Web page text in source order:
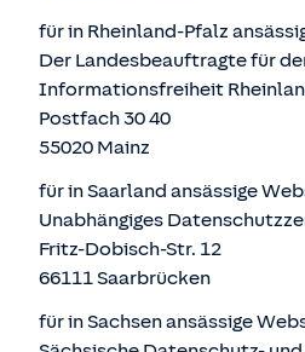
für in Rheinland-Pfalz
Der Landesbeauftragte für
Informationsfreiheit
Postfach 30 40
55020 Mainz
für in Saarland ansässige
Unabhängiges
Fritz-Dobisch-Str. 12
66111 Saarbrücken
für in Sachsen ansässige